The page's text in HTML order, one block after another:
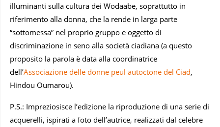
illuminanti sulla cultura dei Wodaabe, soprattutto in
riferimento alla donna, che la rende in larga parte
“sottomessa” nel proprio gruppo e oggetto di
discriminazione in seno alla società ciadiana (a questo
proposito la parola è data alla coordinatrice
dell’Associazione delle donne peul autoctone del Ciad,
Hindou Oumarou).
P.S.: Impreziosisce l’edizione la riproduzione di una serie di
acquerelli, ispirati a foto dell’autrice, realizzati dal celebre